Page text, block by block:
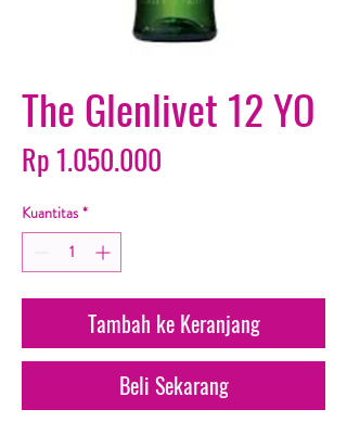
The Glenlivet 12 YO
Rp 1.050.000
Kuantitas *
Tambah ke Keranjang
Beli Sekarang